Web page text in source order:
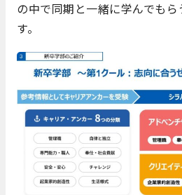
の中で同期と一緒に学んでも
す。